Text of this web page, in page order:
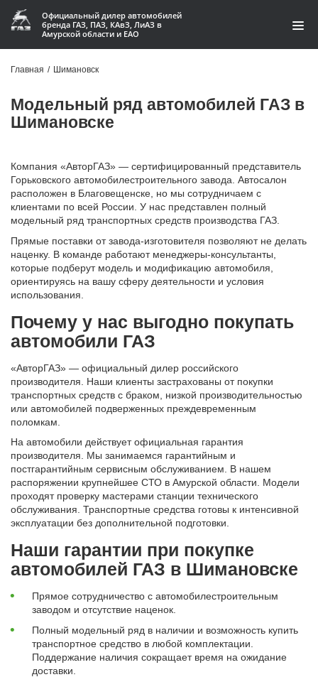
Официальный дилер автомобилей
бренда ГАЗ, ПАЗ, КАвЗ, ЛиАЗ в
Амурской области и ЕАО
Запчасти
Акции
О компании
Контакты
Производство автофургонов
Автомобили
+7 (4162) 22-95-09
Запчасти
+7 (4162) 22-95-79
Сервисный центр
+7 (4162) 22–95–69
График работы: ПН-ПТ с 8.30 до 18.00 (+6 по МСК)
График работы сервис: ПН-СБ с 8.30 до 20.00
Главная / Шимановск
Модельный ряд автомобилей ГАЗ в
Шимановске
Компания «АвторГАЗ» — сертифицированный представитель
Горьковского автомобилестроительного завода. Автосалон
расположен в Благовещенске, но мы сотрудничаем с
клиентами по всей России. У нас представлен полный
модельный ряд транспортных средств производства ГАЗ.
Прямые поставки от завода-изготовителя позволяют не делать
наценку. В команде работают менеджеры-консультанты,
которые подберут модель и модификацию автомобиля,
ориентируясь на вашу сферу деятельности и условия
использования.
Почему у нас выгодно покупать
автомобили ГАЗ
«АвторГАЗ» — официальный дилер российского
производителя. Наши клиенты застрахованы от покупки
транспортных средств с браком, низкой производительностью
или автомобилей подверженных преждевременным
поломкам.
На автомобили действует официальная гарантия
производителя. Мы занимаемся гарантийным и
постгарантийным сервисным обслуживанием. В нашем
распоряжении крупнейшее СТО в Амурской области. Модели
проходят проверку мастерами станции технического
обслуживания. Транспортные средства готовы к интенсивной
эксплуатации без дополнительной подготовки.
Наши гарантии при покупке
автомобилей ГАЗ в Шимановске
Прямое сотрудничество с автомобилестроительным
заводом и отсутствие наценок.
Полный модельный ряд в наличии и возможность купить
транспортное средство в любой комплектации.
Поддержание наличия сокращает время на ожидание
доставки.